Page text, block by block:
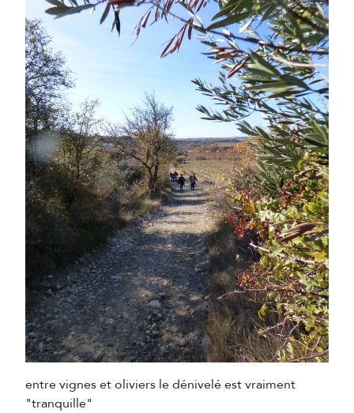
entre vignes et oliviers le dénivelé est vraiment
"tranquille"